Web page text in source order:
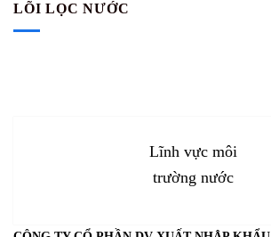
LÕI LỌC NƯỚC
Lĩnh vực môi
trường nước